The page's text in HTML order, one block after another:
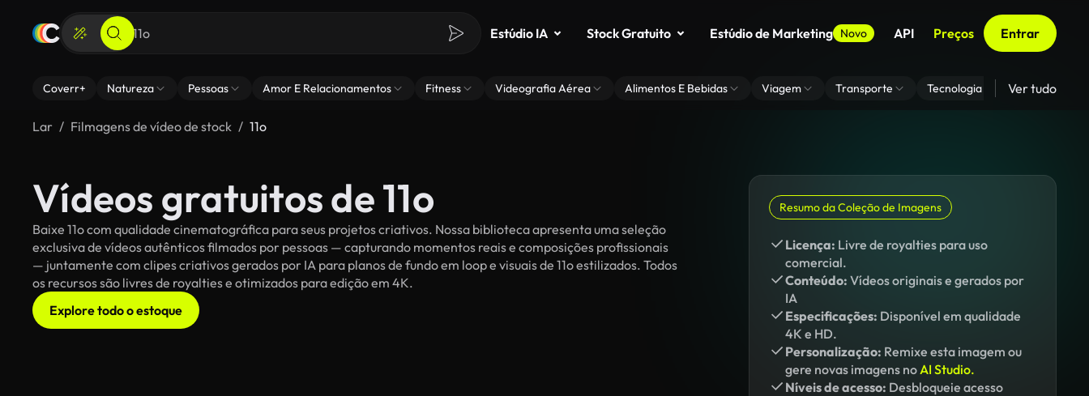
Estúdio IA Stock Gratuito Estúdio de Marketing Novo API Preços Entrar
Coverr+ Natureza Pessoas Amor E Relacionamentos Fitness Videografia Aérea Alimentos E Bebidas Viagem Transporte Tecnologia Zoom De
Ver tudo
Lar Filmagens de vídeo de stock 11o
Vídeos gratuitos de 11o
Baixe 11o com qualidade cinematográfica para seus projetos criativos. Nossa biblioteca apresenta uma seleção
exclusiva de vídeos autênticos filmados por pessoas — capturando momentos reais e composições profissionais
— juntamente com clipes criativos gerados por IA para planos de fundo em loop e visuais de 11o estilizados. Todos
os recursos são livres de royalties e otimizados para edição em 4K.
Explore todo o estoque
Resumo da Coleção de Imagens
Licença: Livre de royalties para uso
comercial.
Conteúdo: Vídeos originais e gerados por
IA
Especificações: Disponível em qualidade
4K e HD.
Personalização: Remixe esta imagem ou
gere novas imagens noAI Studio.
Níveis de acesso: Desbloqueie acesso